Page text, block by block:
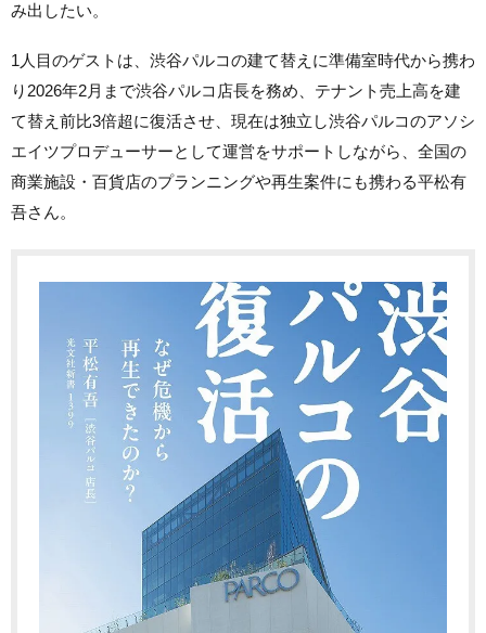
み出したい。
1人目のゲストは、渋谷パルコの建て替えに準備室時代から携わ
り2026年2月まで渋谷パルコ店長を務め、テナント売上高を建
て替え前比3倍超に復活させ、現在は独立し渋谷パルコのアソシ
エイツプロデューサーとして運営をサポートしながら、全国の
商業施設・百貨店のプランニングや再生案件にも携わる平松有
吾さん。